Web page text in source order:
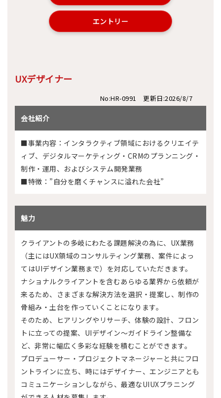
エントリー
UXデザイナー
No:HR-0991 更新日:2026/8/7
会社紹介
■事業内容：インタラクティブ領域におけるクリエイテ
ィブ、デジタルマーケティング・CRMのプランニング・
制作・運用、およびシステム開発業務
■特徴：”自分を磨くチャンスに溢れた会社”
魅力
クライアントの多岐にわたる課題解決の為に、UX業務
（主にはUX領域のコンサルティング業務、案件によっ
てはUIデザイン業務まで）を対応していただきます。
ナショナルクライアントを含むあらゆる業界から依頼が
来るため、さまざまな解決方法を選択・提案し、制作の
骨組み・土台を作っていくことになります。
そのため、ヒアリングやリサーチ、体験の設計、フロン
トに立っての提案、UIデザイン～ガイドライン整備な
ど、非常に幅広く多彩な経験を積むことができます。
プロデューサー・プロジェクトマネージャーと共にフロ
ントラインに立ち、時にはデザイナー、エンジニアとも
コミュニケーションしながら、最適なUIUXプラニング